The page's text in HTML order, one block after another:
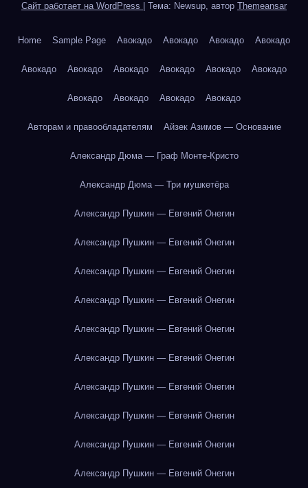
Сайт работает на WordPress Тема: Newsup, автор Themeansar
Home Sample Page Авокадо Авокадо Авокадо Авокадо
Авокадо Авокадо Авокадо Авокадо Авокадо Авокадо
Авокадо Авокадо Авокадо Авокадо
Авторам и правообладателям Айзек Азимов — Основание
Александр Дюма — Граф Монте-Кристо
Александр Дюма — Три мушкетёра
Александр Пушкин — Евгений Онегин
Александр Пушкин — Евгений Онегин
Александр Пушкин — Евгений Онегин
Александр Пушкин — Евгений Онегин
Александр Пушкин — Евгений Онегин
Александр Пушкин — Евгений Онегин
Александр Пушкин — Евгений Онегин
Александр Пушкин — Евгений Онегин
Александр Пушкин — Евгений Онегин
Александр Пушкин — Евгений Онегин